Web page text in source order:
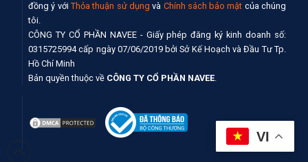
đồng ý với Thỏa thuận sử dụng và Chính sách bảo mật của chúng
tôi.
CÔNG TY CỔ PHẦN NAVEE - Giấy phép đăng ký kinh doanh số:
0315725994 cấp ngày 07/06/2019 bởi Sở Kế Hoạch và Đầu Tư Tp.
Hồ Chí Minh
Bản quyền thuộc về CÔNG TY CỔ PHẦN NAVEE.
VI